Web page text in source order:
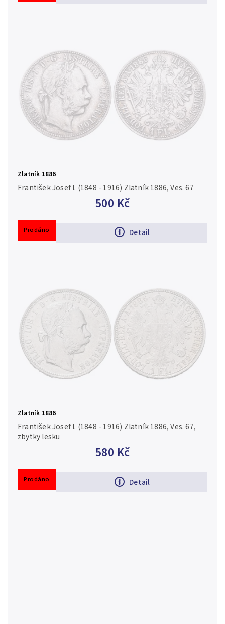
Zlatník 1886
500 Kč
Detail
František Josef I. (1848 - 1916) Zlatník 1886, Ves. 67
Prodáno
Zlatník 1886
580 Kč
Detail
František Josef I. (1848 - 1916) Zlatník 1886, Ves. 67,
zbytky lesku
Prodáno